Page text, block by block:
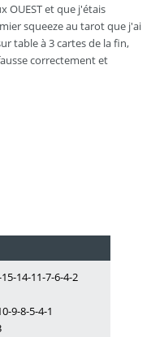
OUEST et que j'étais
squeeze au tarot que j'ai
table à 3 cartes de la fin,
correctement et
14-11-7-6-4-2
9-8-5-4-1